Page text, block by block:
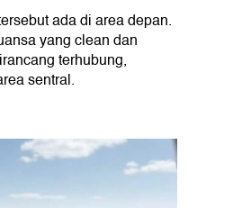
ada di area depan.
yang clean dan
terhubung,
sentral.